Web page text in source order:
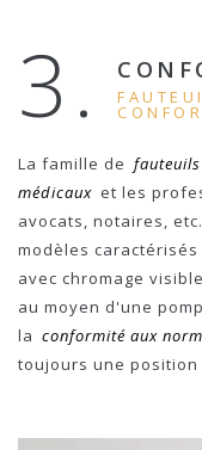
3.
La famille de
médicaux et les
avocats, notaires,
modèles
avec chromage
au moyen d'une
la conformité aux
toujours une position